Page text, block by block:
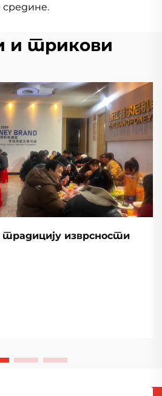
и трикови
изврсности